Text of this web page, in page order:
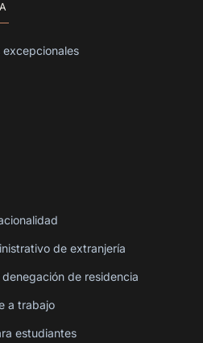
de extranjería
de residencia
a trabajo
estudiantes